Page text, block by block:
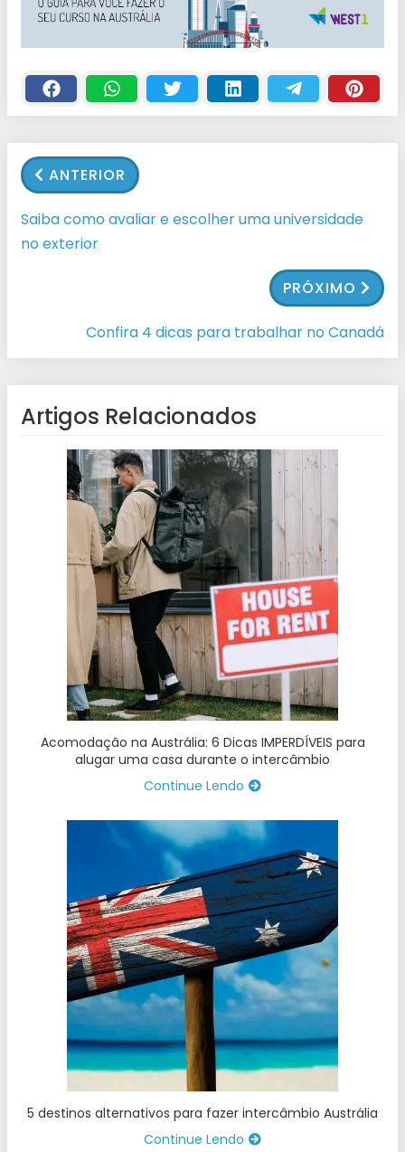
ANTERIOR
Saiba como avaliar e escolher uma universidade
no exterior
PRÓXIMO
Confira 4 dicas para trabalhar no Canadá
Artigos Relacionados
Acomodação na Austrália: 6 Dicas IMPERDÍVEIS para
alugar uma casa durante o intercâmbio
Continue Lendo
5 destinos alternativos para fazer intercâmbio Austrália
Continue Lendo